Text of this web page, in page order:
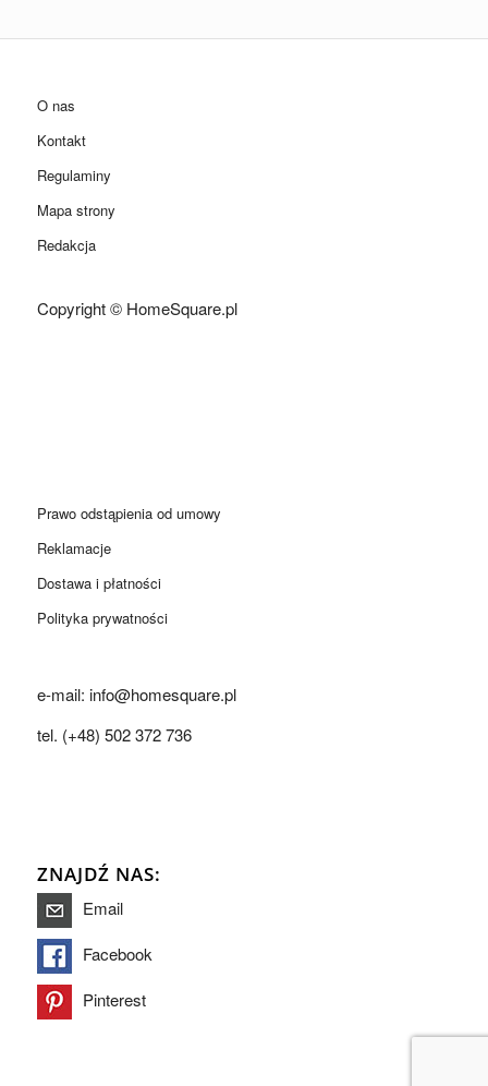
O nas
Kontakt
Regulaminy
Mapa strony
Redakcja
Copyright © HomeSquare.pl
Prawo odstąpienia od umowy
Reklamacje
Dostawa i płatności
Polityka prywatności
e-mail: info@homesquare.pl
tel. (+48) 502 372 736
ZNAJDŹ NAS:
Email
Facebook
Pinterest